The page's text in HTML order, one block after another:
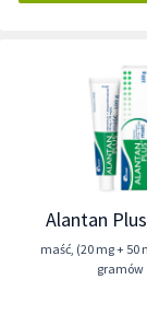
Alantan
maść, (20 mg + 50
gramów